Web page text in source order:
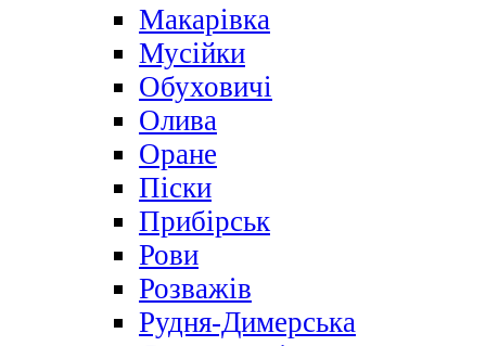
Макарівка
Мусійки
Обуховичі
Олива
Оране
Піски
Прибірськ
Рови
Розважів
Рудня-Димерська